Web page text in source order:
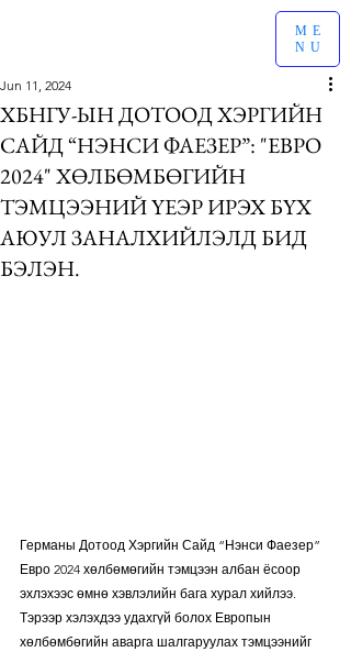
ME
NU
ХБНГУ-ЫН ДОТООД ХЭРГИЙН
САЙД “НЭНСИ ФАЕЗЕР”: "ЕВРО
2024" ХӨЛБӨМБӨГИЙН
ТЭМЦЭЭНИЙ ҮЕЭР ИРЭХ БҮХ
АЮУЛ ЗАНАЛХИЙЛЭЛД БИД
БЭЛЭН.
Jun 11, 2024
Германы Дотоод Хэргийн Сайд “Нэнси Фаезер”
Евро 2024 хөлбөмөгийн тэмцээн албан ёсоор
эхлэхээс өмнө хэвлэлийн бага хурал хийлээ.
Тэрээр хэлэхдээ удахгүй болох Европын
хөлбөмбөгийн аварга шалгаруулах тэмцээнийг